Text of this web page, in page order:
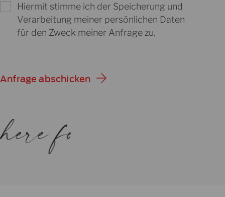
Hiermit stimme ich der Speicherung und
Verarbeitung meiner persönlichen Daten
für den Zweck meiner Anfrage zu.
Anfrage abschicken